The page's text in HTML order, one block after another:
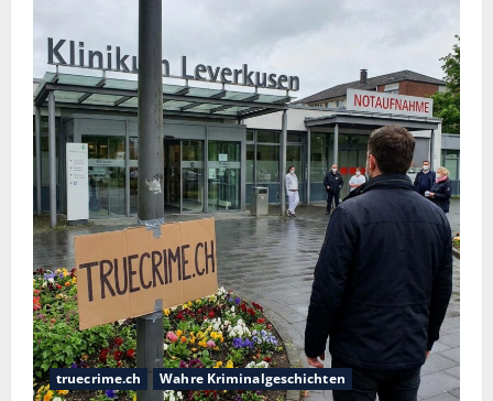
truecrime.ch Wahre Kriminalgeschichten